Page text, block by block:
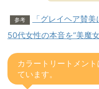
参考
「グレイヘア賛
50代女性の本音を”美魔
カラートリートメン
ています。